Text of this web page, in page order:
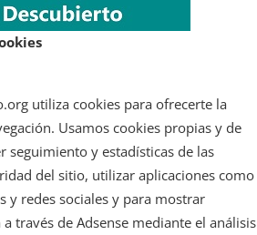
utiliza cookies para ofrecerte la
Usamos cookies propias y de
seguimiento y estadísticas de las
del sitio, utilizar aplicaciones como
y redes sociales y para mostrar
través de Adsense mediante el análisis